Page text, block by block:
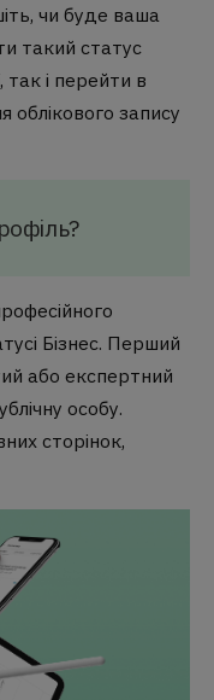
чи буде ваша
такий статус
так і перейти в
облікового запису
Бізнес. Перший
або експертний
особу.
сторінок,